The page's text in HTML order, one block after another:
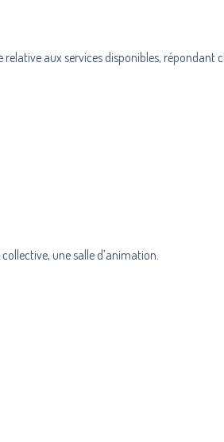
aux services disponibles, répondant
une salle d’animation.